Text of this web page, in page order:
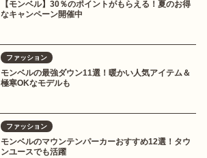
【モンベル】30％のポイントがもらえる！夏のお得
なキャンペーン開催中
ファッション
モンベルの最強ダウン11選！暖かい人気アイテム＆
極寒OKなモデルも
ファッション
モンベルのマウンテンパーカーおすすめ12選！タウ
ンユースでも活躍